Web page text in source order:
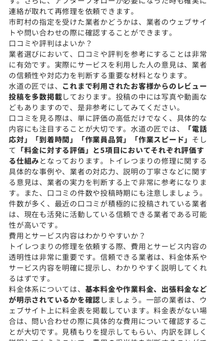
連絡が取れて再修理を依頼できます。
市町村の指定を受けた業者かどうかは、業者のウェブサイ
トや問い合わせの際に確認することができます。
口コミや評判はよいか？
業者選びにおいて、口コミや評判を参考にすることは非常
に有効です。実際にサービスを利用した人の意見は、業者
の信頼性や対応力を判断する重要な材料となります。
水道の匠では、 これまで利用されたお客様からのレビュー
投稿を多数掲載しております。投稿の中には写真や動画な
どもありますので、是非参考にしてみてください。
口コミを見る際は、単に評価の高低だけでなく、具体的な
内容にも注目することが大切です。水道の匠では、
「電話
応対」「到着時間」「作業員品質」「作業スピード」 そし
て 「料金に対する評価」と5項目においてそれぞれ評価す
る仕組みとなっております。トイレつまりの修理に関する
具体的な事例や、業者の対応力、説明の丁寧さなどに関す
る意見は、業者の実力を判断する上で非常に参考になりま
す。また、口コミの件数や投稿時期にも注意しましょう。
件数が多く、最近の口コミが積極的に投稿されている業者
は、現在も活発に活動している信頼できる業者である可能
性が高いです。
費用とサービス内容はわかりやすいか？
トイレつまりの修理を依頼する際、費用とサービス内容の
透明性は非常に重要です。信頼できる業者は、料金体系や
サービス内容を明確に提示し、わかりやすく説明してくれ
るはずです。
料金体系については、 基本料金や作業料金、出張料金など
が明示されているかを確認しましょう。一部の業者は、ウ
ェブサイト上に料金表を掲載しています。料金表がない場
合は、問い合わせの際に具体的な費用について確認するこ
とが大切です。見積もりを提示してもらい、内訳を詳しく